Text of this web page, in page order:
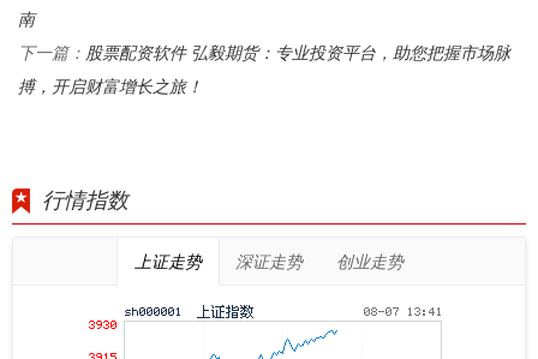
南
下一篇： 股票配资软件 弘毅期货：专业投资平台，助您把握市场脉
搏，开启财富增长之旅！
行情指数
上证走势 深证走势 创业走势